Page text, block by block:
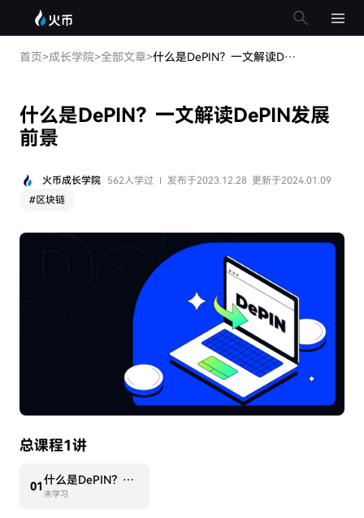
首页>成长学院>全部文章> 什么是DePIN？一文解读DePIN发展前景
什么是DePIN？一文解读DePIN发展
前景
火币成长学院 562人学过 发布于2023.12.28 更新于2024.01.09
#区块链
总课程1讲
01 什么是DePIN？一文解读DePIN发展前景
未学习